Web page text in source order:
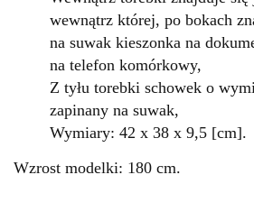
wewnątrz której, po bokach
na suwak kieszonka na
na telefon komórkowy,
Z tyłu torebki schowek o
zapinany na suwak,
Wymiary: 42 x 38 x 9,5 [cm].
Wzrost modelki: 180 cm.